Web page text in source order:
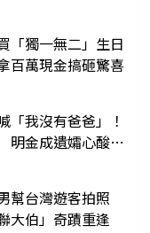
「獨一無二」生日
萬現金搞砸驚喜
「我沒有爸爸」！
金成遺孀心酸惹
幫台灣遊客拍照
大伯」奇蹟重逢